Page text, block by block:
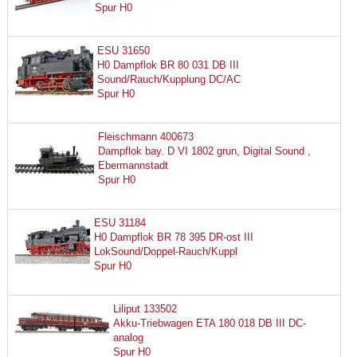
Spur H0
ESU 31650
H0 Dampflok BR 80 031 DB III
Sound/Rauch/Kupplung DC/AC
Spur H0
Fleischmann 400673
Dampflok bay. D VI 1802 grun, Digital Sound ,
Ebermannstadt
Spur H0
ESU 31184
H0 Dampflok BR 78 395 DR-ost III
LokSound/Doppel-Rauch/Kuppl
Spur H0
Liliput 133502
Akku-Triebwagen ETA 180 018 DB III DC-
analog
Spur H0